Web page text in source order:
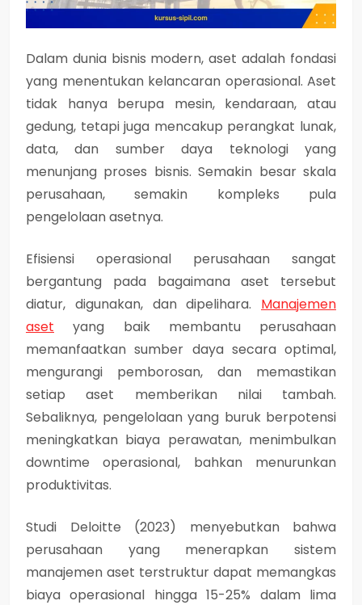
Dalam dunia bisnis modern, aset adalah fondasi
yang menentukan kelancaran operasional. Aset
tidak hanya berupa mesin, kendaraan, atau
gedung, tetapi juga mencakup perangkat lunak,
data, dan sumber daya teknologi yang
menunjang proses bisnis. Semakin besar skala
perusahaan, semakin kompleks pula
pengelolaan asetnya.
Efisiensi operasional perusahaan sangat
bergantung pada bagaimana aset tersebut
diatur, digunakan, dan dipelihara. Manajemen
aset yang baik membantu perusahaan
memanfaatkan sumber daya secara optimal,
mengurangi pemborosan, dan memastikan
setiap aset memberikan nilai tambah.
Sebaliknya, pengelolaan yang buruk berpotensi
meningkatkan biaya perawatan, menimbulkan
downtime operasional, bahkan menurunkan
produktivitas.
Studi Deloitte (2023) menyebutkan bahwa
perusahaan yang menerapkan sistem
manajemen aset terstruktur dapat memangkas
biaya operasional hingga 15-25% dalam lima